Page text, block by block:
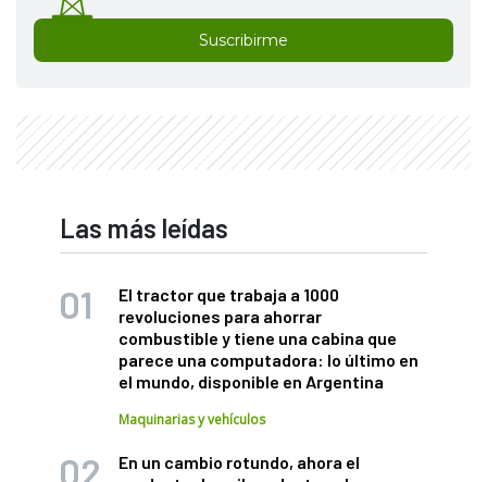
Suscribirme
Las más leídas
El tractor que trabaja a 1000
revoluciones para ahorrar
combustible y tiene una cabina que
parece una computadora: lo último en
el mundo, disponible en Argentina
Maquinarias y vehículos
En un cambio rotundo, ahora el